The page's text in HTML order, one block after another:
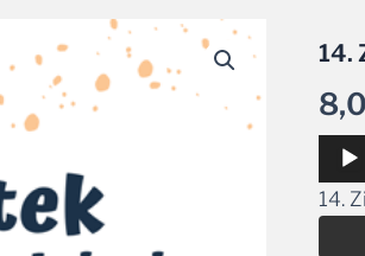
14.
14.